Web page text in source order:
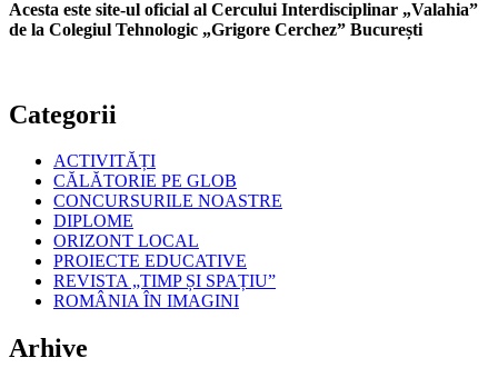
Acesta este site-ul oficial al Cercului Interdisciplinar „Valahia”
de la Colegiul Tehnologic „Grigore Cerchez” București
Categorii
ACTIVITĂȚI
CĂLĂTORIE PE GLOB
CONCURSURILE NOASTRE
DIPLOME
ORIZONT LOCAL
PROIECTE EDUCATIVE
REVISTA „TIMP ȘI SPAȚIU”
ROMÂNIA ÎN IMAGINI
Arhive